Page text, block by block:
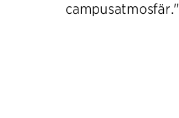
campusatmosfär."